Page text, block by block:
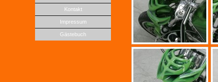
Kontakt
Impressum
Gästebuch